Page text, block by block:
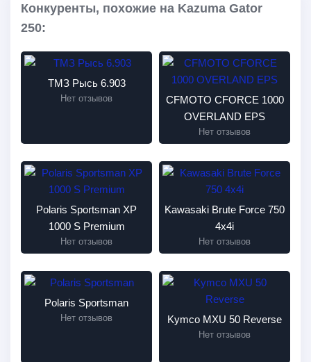
Конкуренты, похожие на Kazuma Gator
250:
ТМЗ Рысь 6.903
Нет отзывов
CFMOTO CFORCE 1000
OVERLAND EPS
Нет отзывов
Polaris Sportsman XP
1000 S Premium
Нет отзывов
Kawasaki Brute Force 750
4x4i
Нет отзывов
Polaris Sportsman
Нет отзывов Kymco MXU 50 Reverse
Нет отзывов